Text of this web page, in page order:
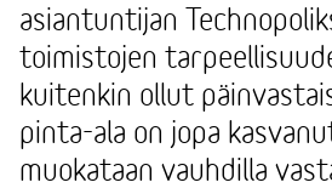
asiantuntijan
toimistojen
kuitenkin ollut
pinta-ala on jopa
muokataan vauhdilla